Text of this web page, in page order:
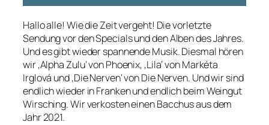
Hallo alle! Wie die Zeit vergeht! Die vorletzte
Sendung vor den Specials und den Alben des Jahres.
Und es gibt wieder spannende Musik. Diesmal hören
wir ‚Alpha Zulu‘ von Phoenix, ‚Lila‘ von Markéta
Irglová und ‚Die Nerven‘ von Die Nerven. Und wir sind
endlich wieder in Franken und endlich beim Weingut
Wirsching. Wir verkosten einen Bacchus aus dem
Jahr 2021.